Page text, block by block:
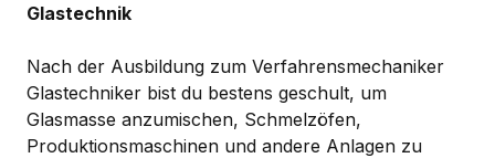
Glastechnik
Nach der Ausbildung zum Verfahrensmechaniker
Glastechniker bist du bestens geschult, um
Glasmasse anzumischen, Schmelzöfen,
Produktionsmaschinen und andere Anlagen zu